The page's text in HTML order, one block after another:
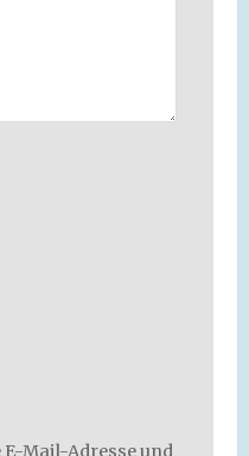
Mail-Adresse und